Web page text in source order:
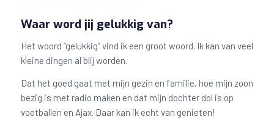
Waar word jij gelukkig van?
Het woord “gelukkig” vind ik een groot woord. Ik kan van veel
kleine dingen al blij worden.
Dat het goed gaat met mijn gezin en familie, hoe mijn zoon
bezig is met radio maken en dat mijn dochter dol is op
voetballen en Ajax. Daar kan ik echt van genieten!